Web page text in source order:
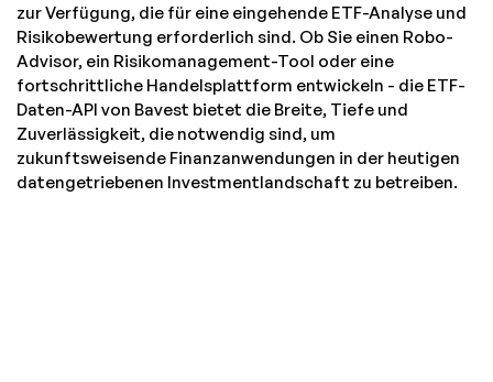
zur Verfügung, die für eine eingehende ETF-Analyse und
Risikobewertung erforderlich sind. Ob Sie einen Robo-
Advisor, ein Risikomanagement-Tool oder eine
fortschrittliche Handelsplattform entwickeln - die ETF-
Daten-API von Bavest bietet die Breite, Tiefe und
Zuverlässigkeit, die notwendig sind, um
zukunftsweisende Finanzanwendungen in der heutigen
datengetriebenen Investmentlandschaft zu betreiben.